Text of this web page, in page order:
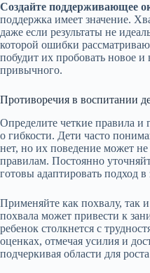
Создайте поддерживающее
поддержка имеет значение.
даже если результаты не
которой ошибки
побудит их пробовать новое и
привычного.
Противоречия в воспитании
Определите четкие правила и
о гибкости. Дети часто
нет, но их поведение может не
правилам. Постоянно
готовы адаптировать подход
Применяйте как похвалу, так
похвала может привести к
ребенок столкнется с
оценках, отмечая усилия и
подчеркивая области для